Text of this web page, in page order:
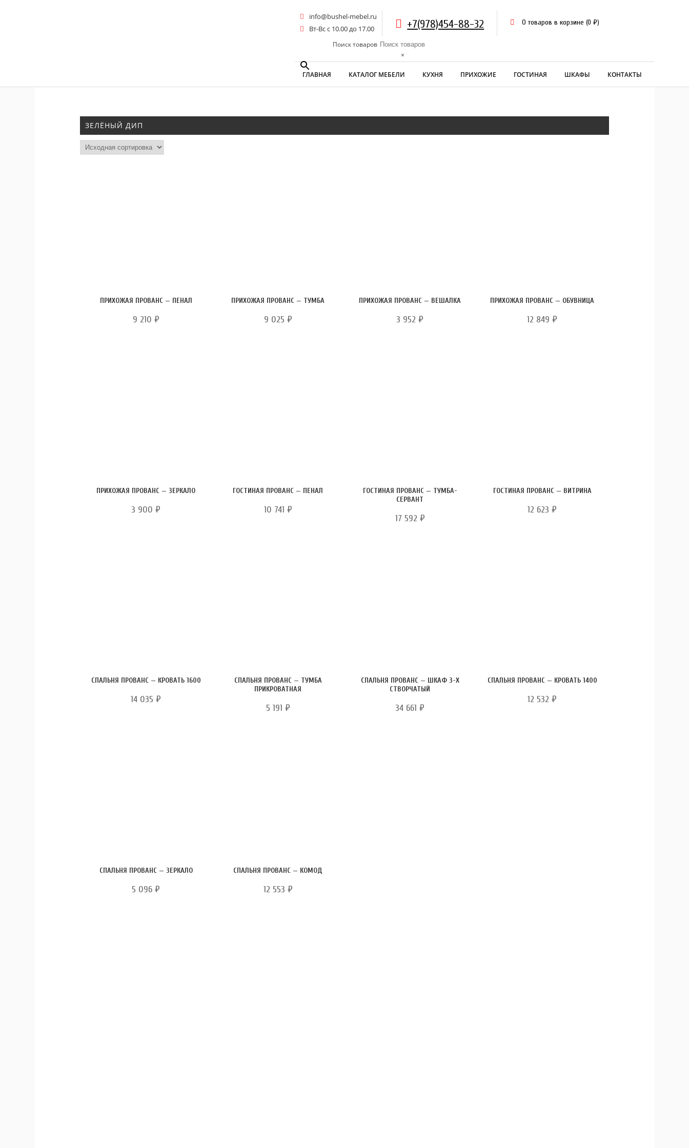
info@bushel-mebel.ru
Вт-Вс c 10.00 до 17.00
+7(978)454-88-32 0 товаров в корзине (0₽)
Поиск товаров
×
ГЛАВНАЯ КАТАЛОГ МЕБЕЛИ КУХНЯ ПРИХОЖИЕ ГОСТИНАЯ ШКАФЫ КОНТАКТЫ
ЗЕЛЁНЫЙ ДИП
ПРИХОЖАЯ ПРОВАНС — ПЕНАЛ
9 210 ₽
ПРИХОЖАЯ ПРОВАНС — ТУМБА
9 025 ₽
ПРИХОЖАЯ ПРОВАНС — ВЕШАЛКА
3 952₽
ПРИХОЖАЯ ПРОВАНС — ОБУВНИЦА
12 849₽
ПРИХОЖАЯ ПРОВАНС — ЗЕРКАЛО
3 900₽
ГОСТИНАЯ ПРОВАНС — ПЕНАЛ
10 741 ₽
ГОСТИНАЯ ПРОВАНС — ТУМБА-
СЕРВАНТ
17 592 ₽
ГОСТИНАЯ ПРОВАНС — ВИТРИНА
12 623₽
СПАЛЬНЯ ПРОВАНС — КРОВАТЬ 1600
14 035₽
СПАЛЬНЯ ПРОВАНС — ТУМБА
ПРИКРОВАТНАЯ
5 191 ₽
СПАЛЬНЯ ПРОВАНС — ШКАФ 3-Х
СТВОРЧАТЫЙ
34 661₽
СПАЛЬНЯ ПРОВАНС — КРОВАТЬ 1400
12 532₽
СПАЛЬНЯ ПРОВАНС — ЗЕРКАЛО
5 096₽
СПАЛЬНЯ ПРОВАНС — КОМОД
12 553 ₽